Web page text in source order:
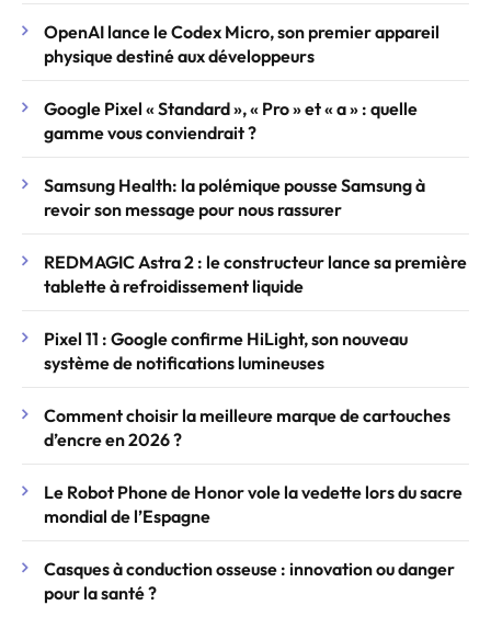
OpenAI lance le Codex Micro, son premier appareil
physique destiné aux développeurs
Google Pixel « Standard », « Pro » et « a » : quelle
gamme vous conviendrait ?
Samsung Health: la polémique pousse Samsung à
revoir son message pour nous rassurer
REDMAGIC Astra 2 : le constructeur lance sa première
tablette à refroidissement liquide
Pixel 11 : Google confirme HiLight, son nouveau
système de notifications lumineuses
Comment choisir la meilleure marque de cartouches
d’encre en 2026 ?
Le Robot Phone de Honor vole la vedette lors du sacre
mondial de l’Espagne
Casques à conduction osseuse : innovation ou danger
pour la santé ?